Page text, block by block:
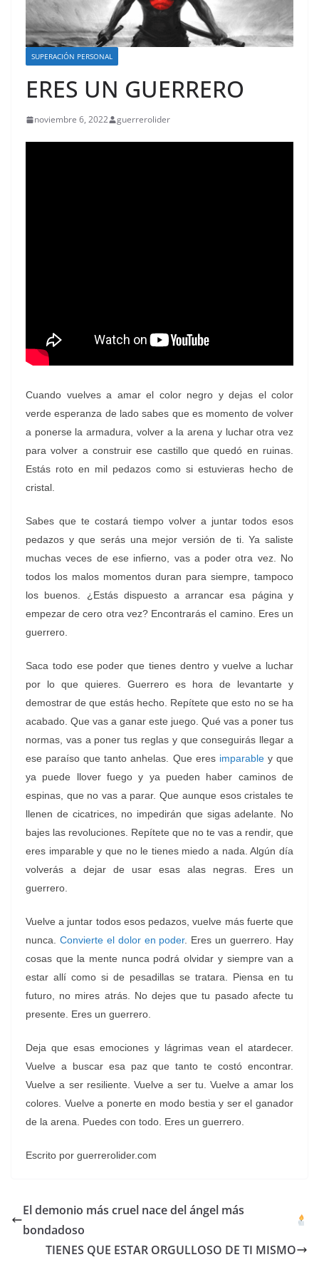
SUPERACIÓN PERSONAL
ERES UN GUERRERO
noviembre 6, 2022 guerrerolider
Cuando vuelves a amar el color negro y dejas el color
verde esperanza de lado sabes que es momento de volver
a ponerse la armadura, volver a la arena y luchar otra vez
para volver a construir ese castillo que quedó en ruinas.
Estás roto en mil pedazos como si estuvieras hecho de
cristal.
Sabes que te costará tiempo volver a juntar todos esos
pedazos y que serás una mejor versión de ti. Ya saliste
muchas veces de ese infierno, vas a poder otra vez. No
todos los malos momentos duran para siempre, tampoco
los buenos. ¿Estás dispuesto a arrancar esa página y
empezar de cero otra vez? Encontrarás el camino. Eres un
guerrero.
Saca todo ese poder que tienes dentro y vuelve a luchar
por lo que quieres. Guerrero es hora de levantarte y
demostrar de que estás hecho. Repítete que esto no se ha
acabado. Que vas a ganar este juego. Qué vas a poner tus
normas, vas a poner tus reglas y que conseguirás llegar a
ese paraíso que tanto anhelas. Que eres imparabley que
ya puede llover fuego y ya pueden haber caminos de
espinas, que no vas a parar. Que aunque esos cristales te
llenen de cicatrices, no impedirán que sigas adelante. No
bajes las revoluciones. Repítete que no te vas a rendir, que
eres imparable y que no le tienes miedo a nada. Algún día
volverás a dejar de usar esas alas negras. Eres un
guerrero.
Vuelve a juntar todos esos pedazos, vuelve más fuerte que
nunca. Convierte el dolor en poder. Eres un guerrero. Hay
cosas que la mente nunca podrá olvidar y siempre van a
estar allí como si de pesadillas se tratara. Piensa en tu
futuro, no mires atrás. No dejes que tu pasado afecte tu
presente. Eres un guerrero.
Deja que esas emociones y lágrimas vean el atardecer.
Vuelve a buscar esa paz que tanto te costó encontrar.
Vuelve a ser resiliente. Vuelve a ser tu. Vuelve a amar los
colores. Vuelve a ponerte en modo bestia y ser el ganador
de la arena. Puedes con todo. Eres un guerrero.
Escrito por guerrerolider.com
El demonio más cruel nace del ángel más
bondadoso
TIENES QUE ESTAR ORGULLOSO DE TI MISMO